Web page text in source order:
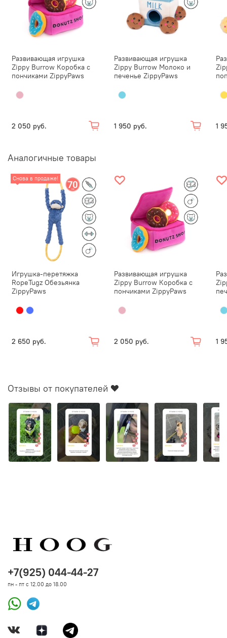
Обратите внимание:Нет неразрушимых игрушек.
Наблюдайте за питомцем, пока он играет!
дольше и, самое главное, сохранить питомца в
безопасности. Стоит прекратить игру, если игрушка
начала разрушаться.
Развивающая игрушка
Zippy Burrow Коробка с
пончиками ZippyPaws
2 050 руб.
Развивающая игрушка
Zippy Burrow Молоко и
печенье ZippyPaws
1 950 руб. 1
Аналогичные товары
Снова в продаже!
Игрушка-перетяжка
RopeTugz Обезьянка
ZippyPaws
2 650 руб.
Развивающая игрушка
Zippy Burrow Коробка с
пончиками ZippyPaws
2 050 руб. 1
Отзывы от покупателей ❤️
+7(925) 044-44-27
пн - пт с 12.00 до 18.00